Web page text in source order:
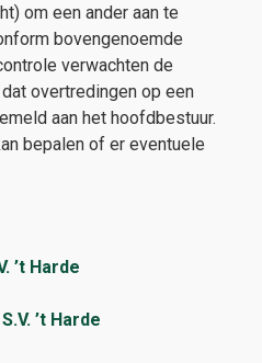
om een ander aan te
bovengenoemde
verwachten de
overtredingen op een
aan het hoofdbestuur.
bepalen of er eventuele
’t Harde
’t Harde